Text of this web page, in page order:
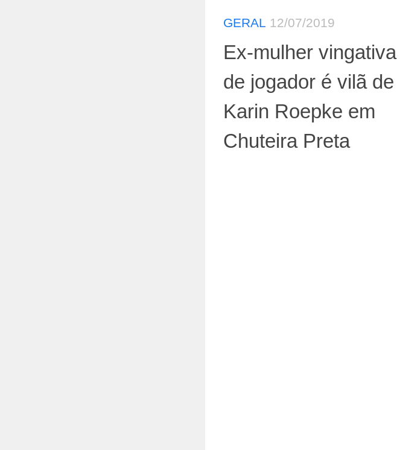
GERAL 12/07/2019
Ex-mulher vingativa
de jogador é vilã de
Karin Roepke em
Chuteira Preta